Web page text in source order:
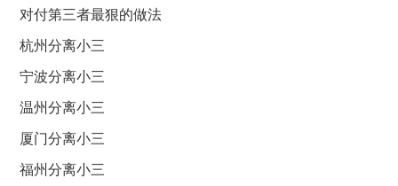
对付第三者最狠的做法
杭州分离小三
宁波分离小三
温州分离小三
厦门分离小三
福州分离小三